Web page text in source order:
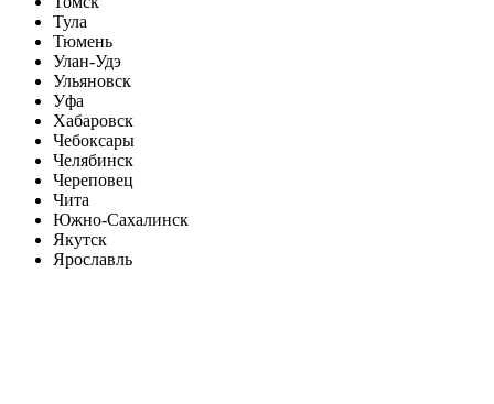
Тула
Тюмень
Улан-Удэ
Ульяновск
Уфа
Хабаровск
Чебоксары
Челябинск
Череповец
Чита
Южно-Сахалинск
Якутск
Ярославль